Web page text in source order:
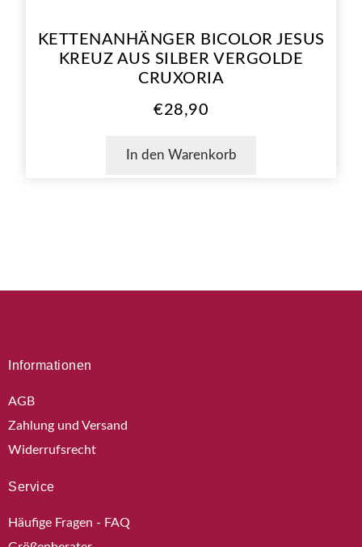
KETTENANHÄNGER BICOLOR JESUS
KREUZ AUS SILBER VERGOLDE
CRUXORIA
€28,90
In den Warenkorb
Informationen
AGB
Zahlung und Versand
Widerrufsrecht
Service
Häufige Fragen - FAQ